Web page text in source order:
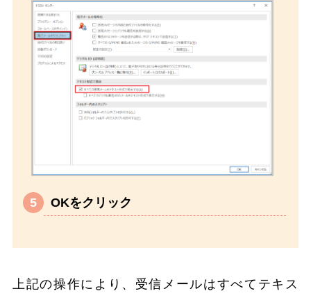
OKをクリック
上記の操作により、受信メールはすべてテキス